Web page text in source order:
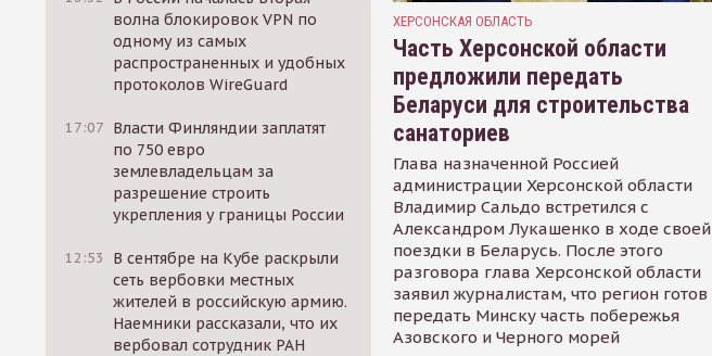
волна блокировок VPN по
одному из самых
распространенных и удобных
протоколов WireGuard
17:07 Власти Финляндии заплатят
по 750 евро
землевладельцам за
разрешение строить
укрепления у границы России
12:53
В сентябре на Кубе раскрыли
сеть вербовки местных
жителей в российскую армию.
Наемники рассказали, что их
вербовал сотрудник РАН
ХЕРСОНСКАЯ ОБЛАСТЬ
Часть Херсонской области
предложили передать
Беларуси для строительства
санаториев
Глава назначенной Россией
администрации Херсонской области
Владимир Сальдо встретился с
Александром Лукашенко в ходе своей
поездки в Беларусь. После этого
разговора глава Херсонской области
заявил журналистам, что регион готов
передать Минску часть побережья
Азовского и Черного морей